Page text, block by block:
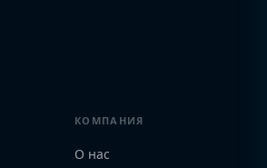
КОМПАНИЯ
О нас